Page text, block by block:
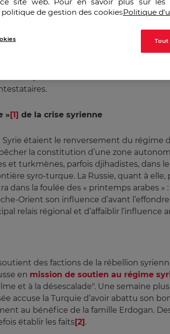
– Cécile Marin –
théoriquement indifférents à l’opinion
Ils prêtent donc une attention
»[1] de la crise syrienne
étaient le renversement du régime
la constitution d’une zone
et turkmènes, parfois djihadistes, dans
syro-turque. La Russie, quant à
dans la foulée des « printemps arabes
Orient son influence d’avant
relais régional et d’affaiblir l’influence
des factions de la rébellion
en mission de soutien au régime
et à la désescalade". Une semaine
accuse la Turquie d’avoir abattu son
au bénéfice de la famille Erdogan.
établir les faits[2].
de gestion des cookiesPolitique